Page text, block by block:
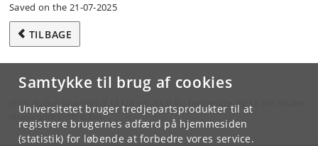
Samtykke til brug af cookies
Universitetet bruger tredjepartsprodukter til at
registrere brugernes adfærd på hjemmesiden
(statistik) for løbende at forbedre vores service.
Saved on the 21-07-2025
TILBAGE
Hvis du har spørgsmål til kurset, skal du henvende dig til din lokale
studieadministration.